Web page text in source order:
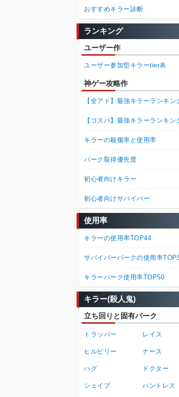
おすすめキラー診断
ランキング
ユーザー作
ユーザー参加型キラーtier表
神ゲー攻略作
【全アド】最強キラーランキン
【コスパ】最強キラーランキン
キラーの殺傷率と使用率
パーク取得優先度
初心者向けキラー
初心者向けサバイバー
使用率
キラーの使用率TOP44
サバイバーパークの使用率
キラーパーク使用率TOP50
キラー(殺人鬼)
立ち回りと固有パーク
トラッパー レイス
ヒルビリー ナース
ハグ ドクター
シェイプ ハントレス